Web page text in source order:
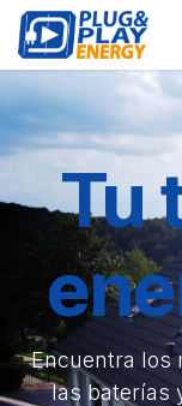
Ir al contenido
Tu
Encuentra los
las baterías